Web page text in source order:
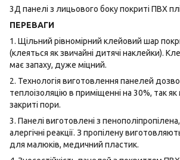
3Д панелі з лицьового боку покриті ПВХ
ПЕРЕВАГИ
1. Щільний рівномірний клейовий шар
(клеяться як звичайні дитячі наклейки).
має запаху, дуже міцний.
2. Технологія виготовлення панелей
теплоізоляцію в приміщенні на 30%, так
закриті пори.
3. Панелі виготовлені з
алергічні реакції. З пропілену
для малюків, медичний пластик.